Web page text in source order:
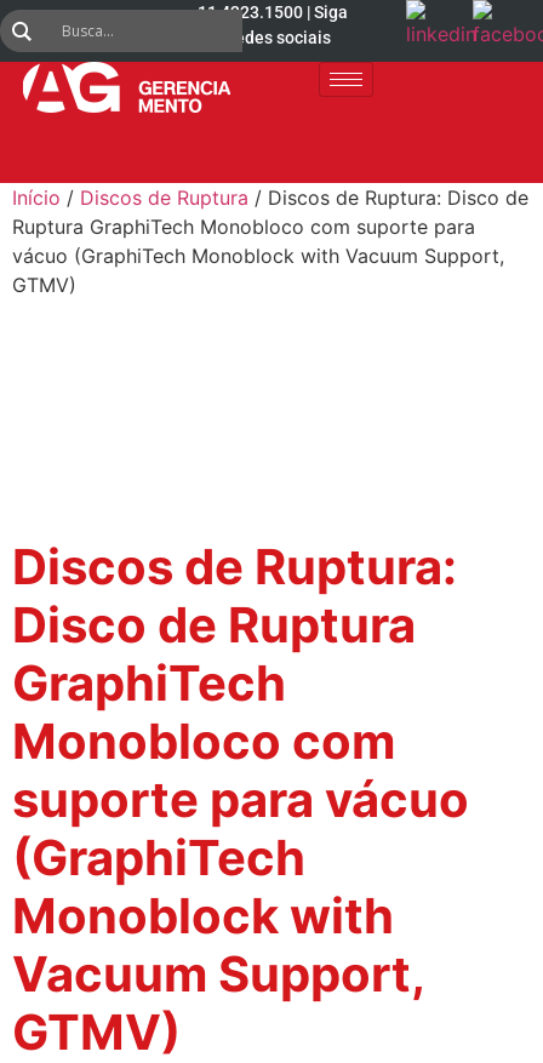
11 4223.1500 | Siga
nas redes sociais
Início / Discos de Ruptura / Discos de Ruptura: Disco de
Ruptura GraphiTech Monobloco com suporte para
vácuo (GraphiTech Monoblock with Vacuum Support,
GTMV)
Discos de Ruptura:
Disco de Ruptura
GraphiTech
Monobloco com
suporte para vácuo
(GraphiTech
Monoblock with
Vacuum Support,
GTMV)